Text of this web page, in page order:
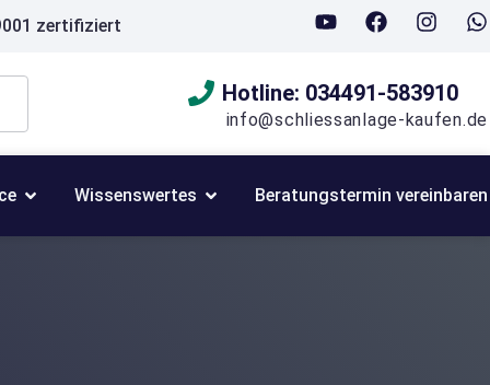
zertifiziert
Hotline: 034491-583910
info@schliessanlage-kaufen.de
Wissenswertes Beratungstermin vereinbaren